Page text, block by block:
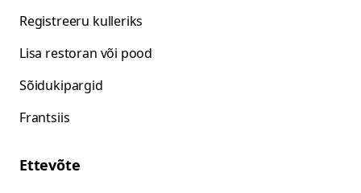
Registreeru kulleriks
Lisa restoran või pood
Sõidukipargid
Frantsiis
Ettevõte